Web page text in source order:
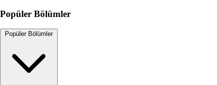
Popüler Bölümler
Popüler Bölümler